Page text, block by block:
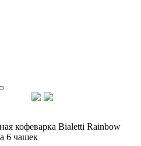
и кофейной техники для дома
кофеварка Bialetti Rainbow
6 чашек